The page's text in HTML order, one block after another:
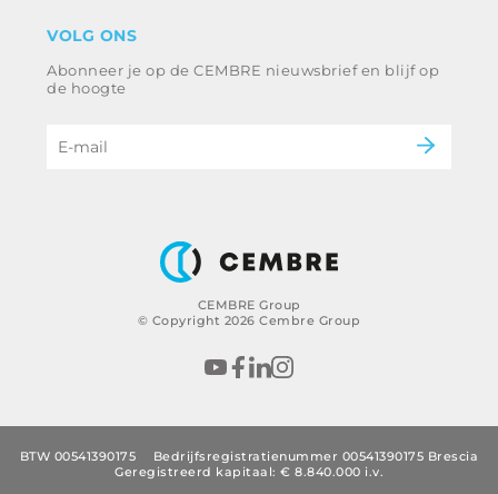
CEMBRE Group
© Copyright 2026 Cembre Group
Klokkenluiden
Ethische code en anticorruptiebeleid
Energie en nutsvoorzieningen
B2B Disclaimer
VOLG ONS
Abonneer je op de CEMBRE nieuwsbrief en blijf op
de hoogte
BTW 00541390175
Bedrijfsregistratienummer 00541390175 Brescia
Geregistreerd kapitaal: € 8.840.000 i.v.